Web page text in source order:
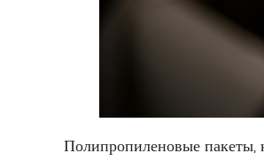
Полипропиленовые пакеты,